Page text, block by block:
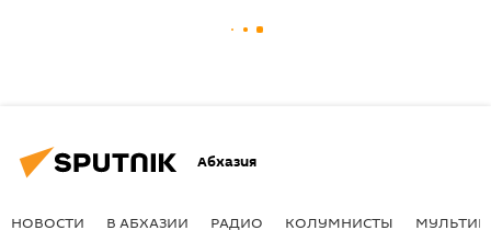
Абхазия
НОВОСТИ В АБХАЗИИ РАДИО КОЛУМНИСТЫ